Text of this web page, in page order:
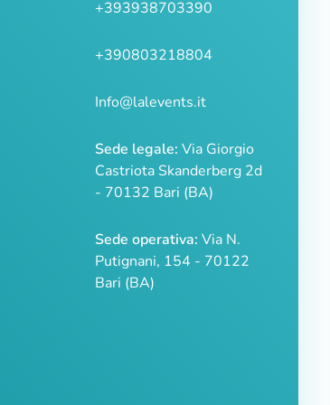
+393938703390
+390803218804
Info@lalevents.it
Sede legale: Via Giorgio
Castriota Skanderberg 2d
- 70132 Bari (BA)
Sede operativa: Via N.
Putignani, 154 - 70122
Bari (BA)